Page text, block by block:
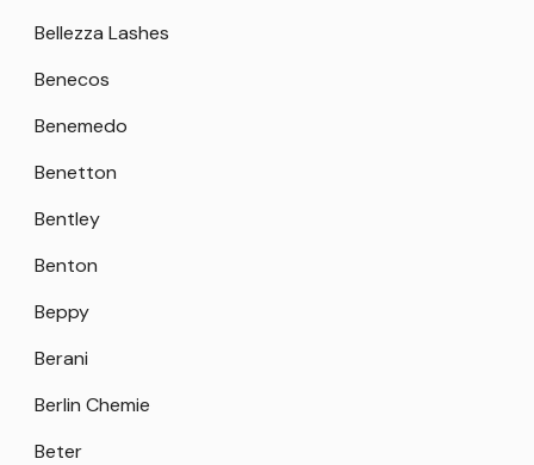
Bellezza Lashes
Benecos
Benemedo
Benetton
Bentley
Benton
Beppy
Berani
Berlin Chemie
Beter